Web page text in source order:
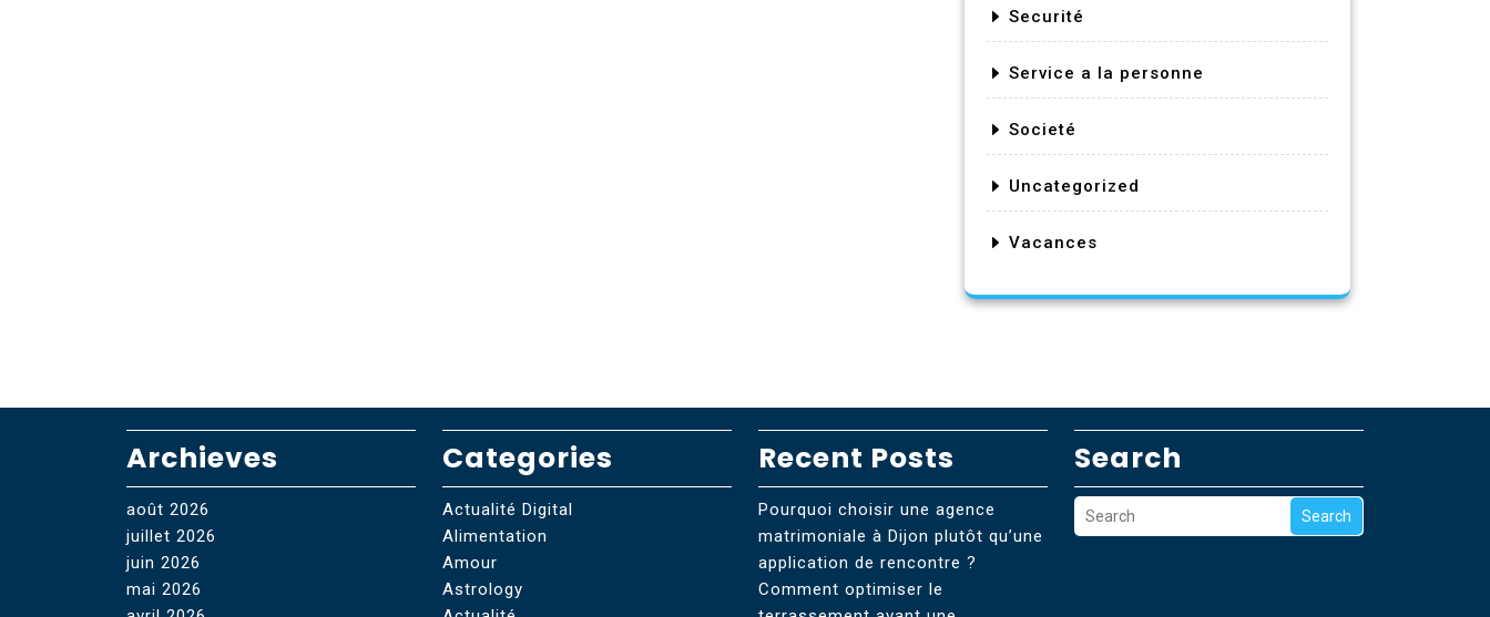
Securité
Service a la personne
Societé
Uncategorized
Vacances
Archieves
août 2026
juillet 2026
juin 2026
mai 2026
Categories
Actualité Digital
Alimentation
Amour
Astrology
Recent Posts
Pourquoi choisir une agence
matrimoniale à Dijon plutôt qu’une
application de rencontre ?
Comment optimiser le
Search
Search